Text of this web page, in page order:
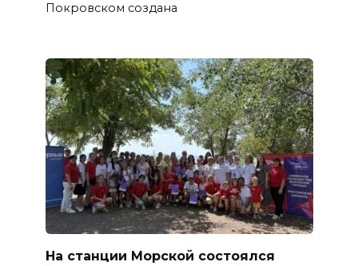
Покровском создана
На станции Морской состоялся